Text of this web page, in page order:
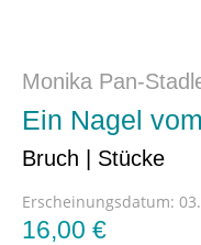
Monika Pan-
Ein Nagel
Bruch | Stücke
Erscheinungsdatum:
16,00 €